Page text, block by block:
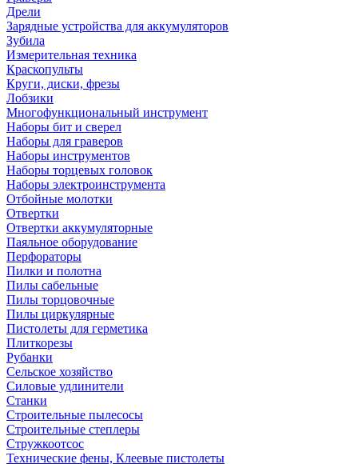
Дрели
Зарядные устройства для аккумуляторов
Зубила
Измерительная техника
Краскопульты
Круги, диски, фрезы
Лобзики
Многофункциональный инструмент
Наборы бит и сверел
Наборы для граверов
Наборы инструментов
Наборы торцевых головок
Наборы электроинструмента
Отбойные молотки
Отвертки
Отвертки аккумуляторные
Паяльное оборудование
Перфораторы
Пилки и полотна
Пилы сабельные
Пилы торцовочные
Пилы циркулярные
Пистолеты для герметика
Плиткорезы
Рубанки
Сельское хозяйство
Силовые удлинители
Станки
Строительные пылесосы
Строительные степлеры
Стружкоотсос
Технические фены, Клеевые пистолеты